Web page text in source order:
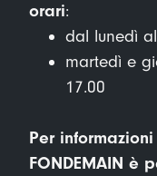
orari:
dal lunedì
martedì e
17.00
Per
FONDEMAIN è